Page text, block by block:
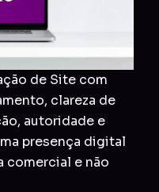
de Site com
clareza de
autoridade e
presença digital
comercial e não